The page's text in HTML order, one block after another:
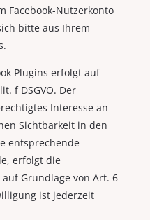
Facebook-Nutzerkonto
bitte aus Ihrem
Plugins erfolgt auf
f DSGVO. Der
Interesse an
Sichtbarkeit in den
entsprechende
erfolgt die
Grundlage von Art. 6
ist jederzeit